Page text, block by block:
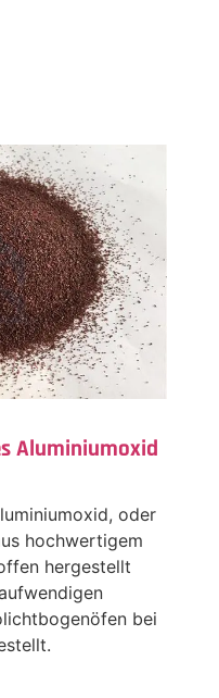
Aluminiumoxid
oder
hochwertigem
hergestellt
bei